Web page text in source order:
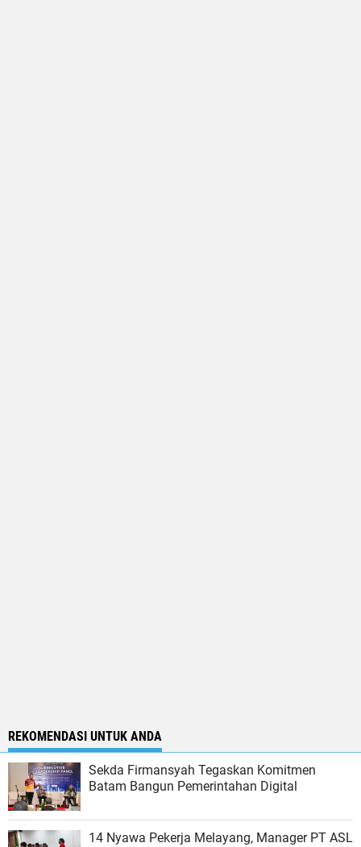
REKOMENDASI UNTUK ANDA
Sekda Firmansyah Tegaskan Komitmen
Batam Bangun Pemerintahan Digital
14 Nyawa Pekerja Melayang, Manager PT ASL